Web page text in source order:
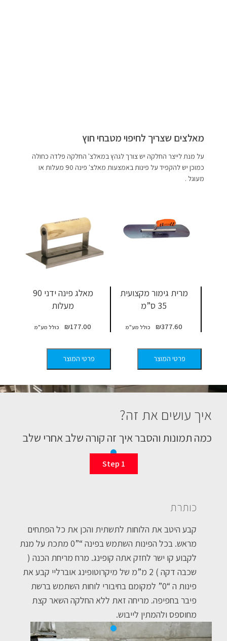
מאלצים שצריך לחיפוי מטבחי חוץ
על מנת לייצר החלקה יש צורך לגהץ במאלצ' החלקה פלדה כחולה
כמוכן יש להקפיד על פינות באמצעות מאלצ' פינה 90 מעלות או
מעוגל .
מרית גימור מקצועית
35 ס”מ
₪377.60
פרטי המוצר
מאלג פינה ידני 90
מעלות
₪177.00
פרטי המוצר
איך עושים את זה?
כמה תמונות והסבר איך זה קורה שלב אחרי שלב
Step 1
כותרת
קבע היטב את הלוחות לתשתית והכן את כל הפתחים
מראש. בכל הפינות השתמש בפינה “”0 מתכת על מנת
לקבוע קו ישר לחזק אתה קופינג. מרח מריחת הכנה (
שכבה דקה ) 2 מ”מ של מיקרוטופינג אוברליי קבע את
פינות ה “0” למקומם בחיבורי לוחות השתמש ברשת
פיבר בחפיפה. מריחה זאת ללא החלקה השאר קצת
מחוספס ולהמתין לייבוש.